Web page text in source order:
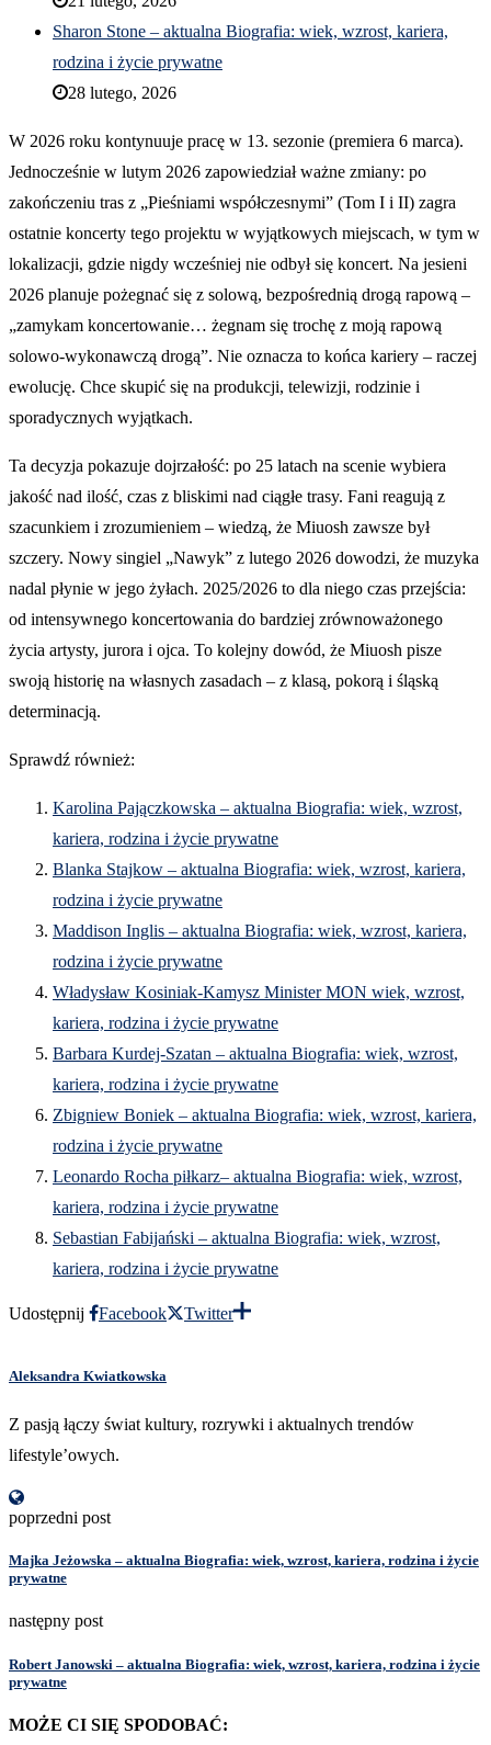
Sharon Stone – aktualna Biografia: wiek, wzrost, kariera,
rodzina i życie prywatne
28 lutego, 2026
W 2026 roku kontynuuje pracę w 13. sezonie (premiera 6 marca).
Jednocześnie w lutym 2026 zapowiedział ważne zmiany: po
zakończeniu tras z „Pieśniami współczesnymi” (Tom I i II) zagra
ostatnie koncerty tego projektu w wyjątkowych miejscach, w tym w
lokalizacji, gdzie nigdy wcześniej nie odbył się koncert. Na jesieni
2026 planuje pożegnać się z solową, bezpośrednią drogą rapową –
„zamykam koncertowanie… żegnam się trochę z moją rapową
solowo-wykonawczą drogą”. Nie oznacza to końca kariery – raczej
ewolucję. Chce skupić się na produkcji, telewizji, rodzinie i
sporadycznych wyjątkach.
Ta decyzja pokazuje dojrzałość: po 25 latach na scenie wybiera
jakość nad ilość, czas z bliskimi nad ciągłe trasy. Fani reagują z
szacunkiem i zrozumieniem – wiedzą, że Miuosh zawsze był
szczery. Nowy singiel „Nawyk” z lutego 2026 dowodzi, że muzyka
nadal płynie w jego żyłach. 2025/2026 to dla niego czas przejścia:
od intensywnego koncertowania do bardziej zrównoważonego
życia artysty, jurora i ojca. To kolejny dowód, że Miuosh pisze
swoją historię na własnych zasadach – z klasą, pokorą i śląską
determinacją.
Sprawdź również:
Karolina Pajączkowska – aktualna Biografia: wiek, wzrost,
kariera, rodzina i życie prywatne
Blanka Stajkow – aktualna Biografia: wiek, wzrost, kariera,
rodzina i życie prywatne
Maddison Inglis – aktualna Biografia: wiek, wzrost, kariera,
rodzina i życie prywatne
Władysław Kosiniak-Kamysz Minister MON wiek, wzrost,
kariera, rodzina i życie prywatne
Barbara Kurdej-Szatan – aktualna Biografia: wiek, wzrost,
kariera, rodzina i życie prywatne
Zbigniew Boniek – aktualna Biografia: wiek, wzrost, kariera,
rodzina i życie prywatne
Leonardo Rocha piłkarz– aktualna Biografia: wiek, wzrost,
kariera, rodzina i życie prywatne
Sebastian Fabijański – aktualna Biografia: wiek, wzrost,
kariera, rodzina i życie prywatne
Udostępnij Facebook Twitter
Aleksandra Kwiatkowska
Z pasją łączy świat kultury, rozrywki i aktualnych trendów
lifestyle’owych.
poprzedni post
Majka Jeżowska – aktualna Biografia: wiek, wzrost, kariera, rodzina i życie
prywatne
następny post
Robert Janowski – aktualna Biografia: wiek, wzrost, kariera, rodzina i życie
prywatne
MOŻE CI SIĘ SPODOBAĆ: